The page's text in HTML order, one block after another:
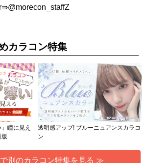
カラコン特集
瞳に見え
版
透明感アップ! ブルーニュアンスカラコ
ン
別のカラコン特集を見る ≫